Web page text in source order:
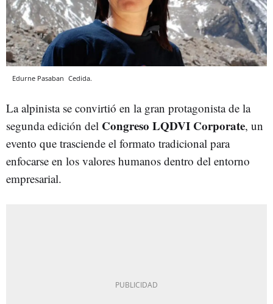
Edurne Pasaban Cedida.
La alpinista se convirtió en la gran protagonista de la
segunda edición del Congreso LQDVI Corporate, un
evento que trasciende el formato tradicional para
enfocarse en los valores humanos dentro del entorno
empresarial.